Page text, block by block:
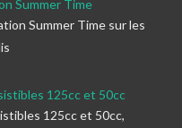
Summer Time
Summer Time sur les
125cc et 50cc
125cc et 50cc,